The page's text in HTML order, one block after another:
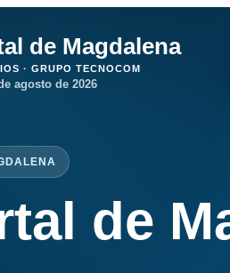
de Magdalena
· GRUPO TECNOCOM
agosto de 2026
de